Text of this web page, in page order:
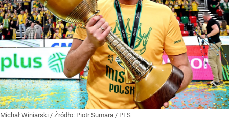
Michał Winiarski / Źródło: Piotr Sumara / PLS